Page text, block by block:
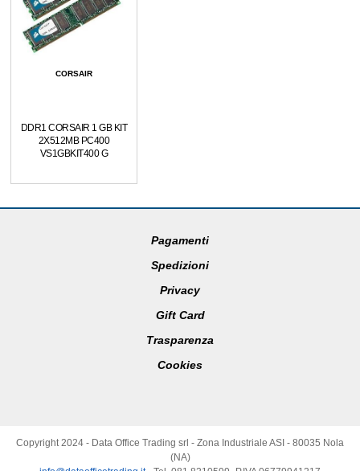
CORSAIR
DDR1 CORSAIR 1 GB KIT
2X512MB PC400
VS1GBKIT400 G
Pagamenti
Spedizioni
Privacy
Gift Card
Trasparenza
Cookies
Copyright 2024 - Data Office Trading srl - Zona Industriale ASI - 80035 Nola
(NA)